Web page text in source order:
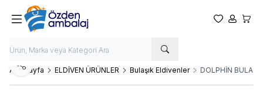
Favorilerim
Hesabım
Ana Sayfa ELDİVEN ÜRÜNLER Bulaşık Eldivenler DOLPHİN
Paylaş